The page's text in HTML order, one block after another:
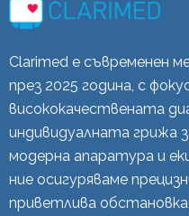
Clarimed е съвременен
през 2025 година, с
висококачествената
индивидуалната грижа
модерна апаратура и
ние осигуряваме
приветлива